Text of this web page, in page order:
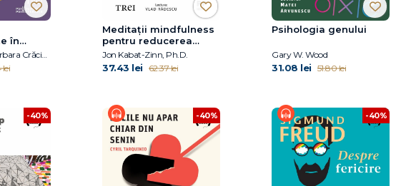
în
Irina Holdevici, Barbara Crăciun
lei
Meditații mindfulness
pentru reducerea
durerii
Jon Kabat-Zinn, Ph.D.
37.43 lei 62.37 lei
Psihologia genului
Gary W. Wood
31.08 lei 51.80 lei
-40% -40% -40%